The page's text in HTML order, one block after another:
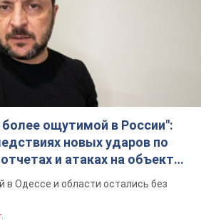
ощутимой в России":
новых ударов по
и атаках на объекты
в Одессе и области остались без